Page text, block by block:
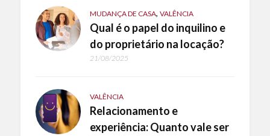
MUDANÇA DE CASA, VALÊNCIA
Qual é o papel do inquilino e
do proprietário na locação?
21/08/2025
VALÊNCIA
Relacionamento e
experiência: Quanto vale ser